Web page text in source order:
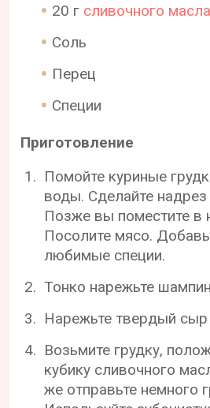
20 г сливочного масла
Соль
Перец
Специи
Приготовление
Помойте куриные
воды. Сделайте
Позже вы поместите в
Посолите мясо.
любимые специи.
Тонко нарежьте
Нарежьте твердый сыр
Возьмите грудку,
кубику сливочного
же отправьте немного